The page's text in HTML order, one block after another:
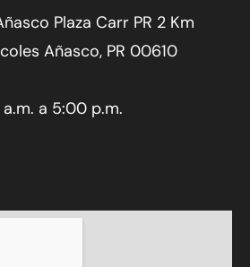
Plaza Carr PR 2 Km
Añasco, PR 00610
a 5:00 p.m.